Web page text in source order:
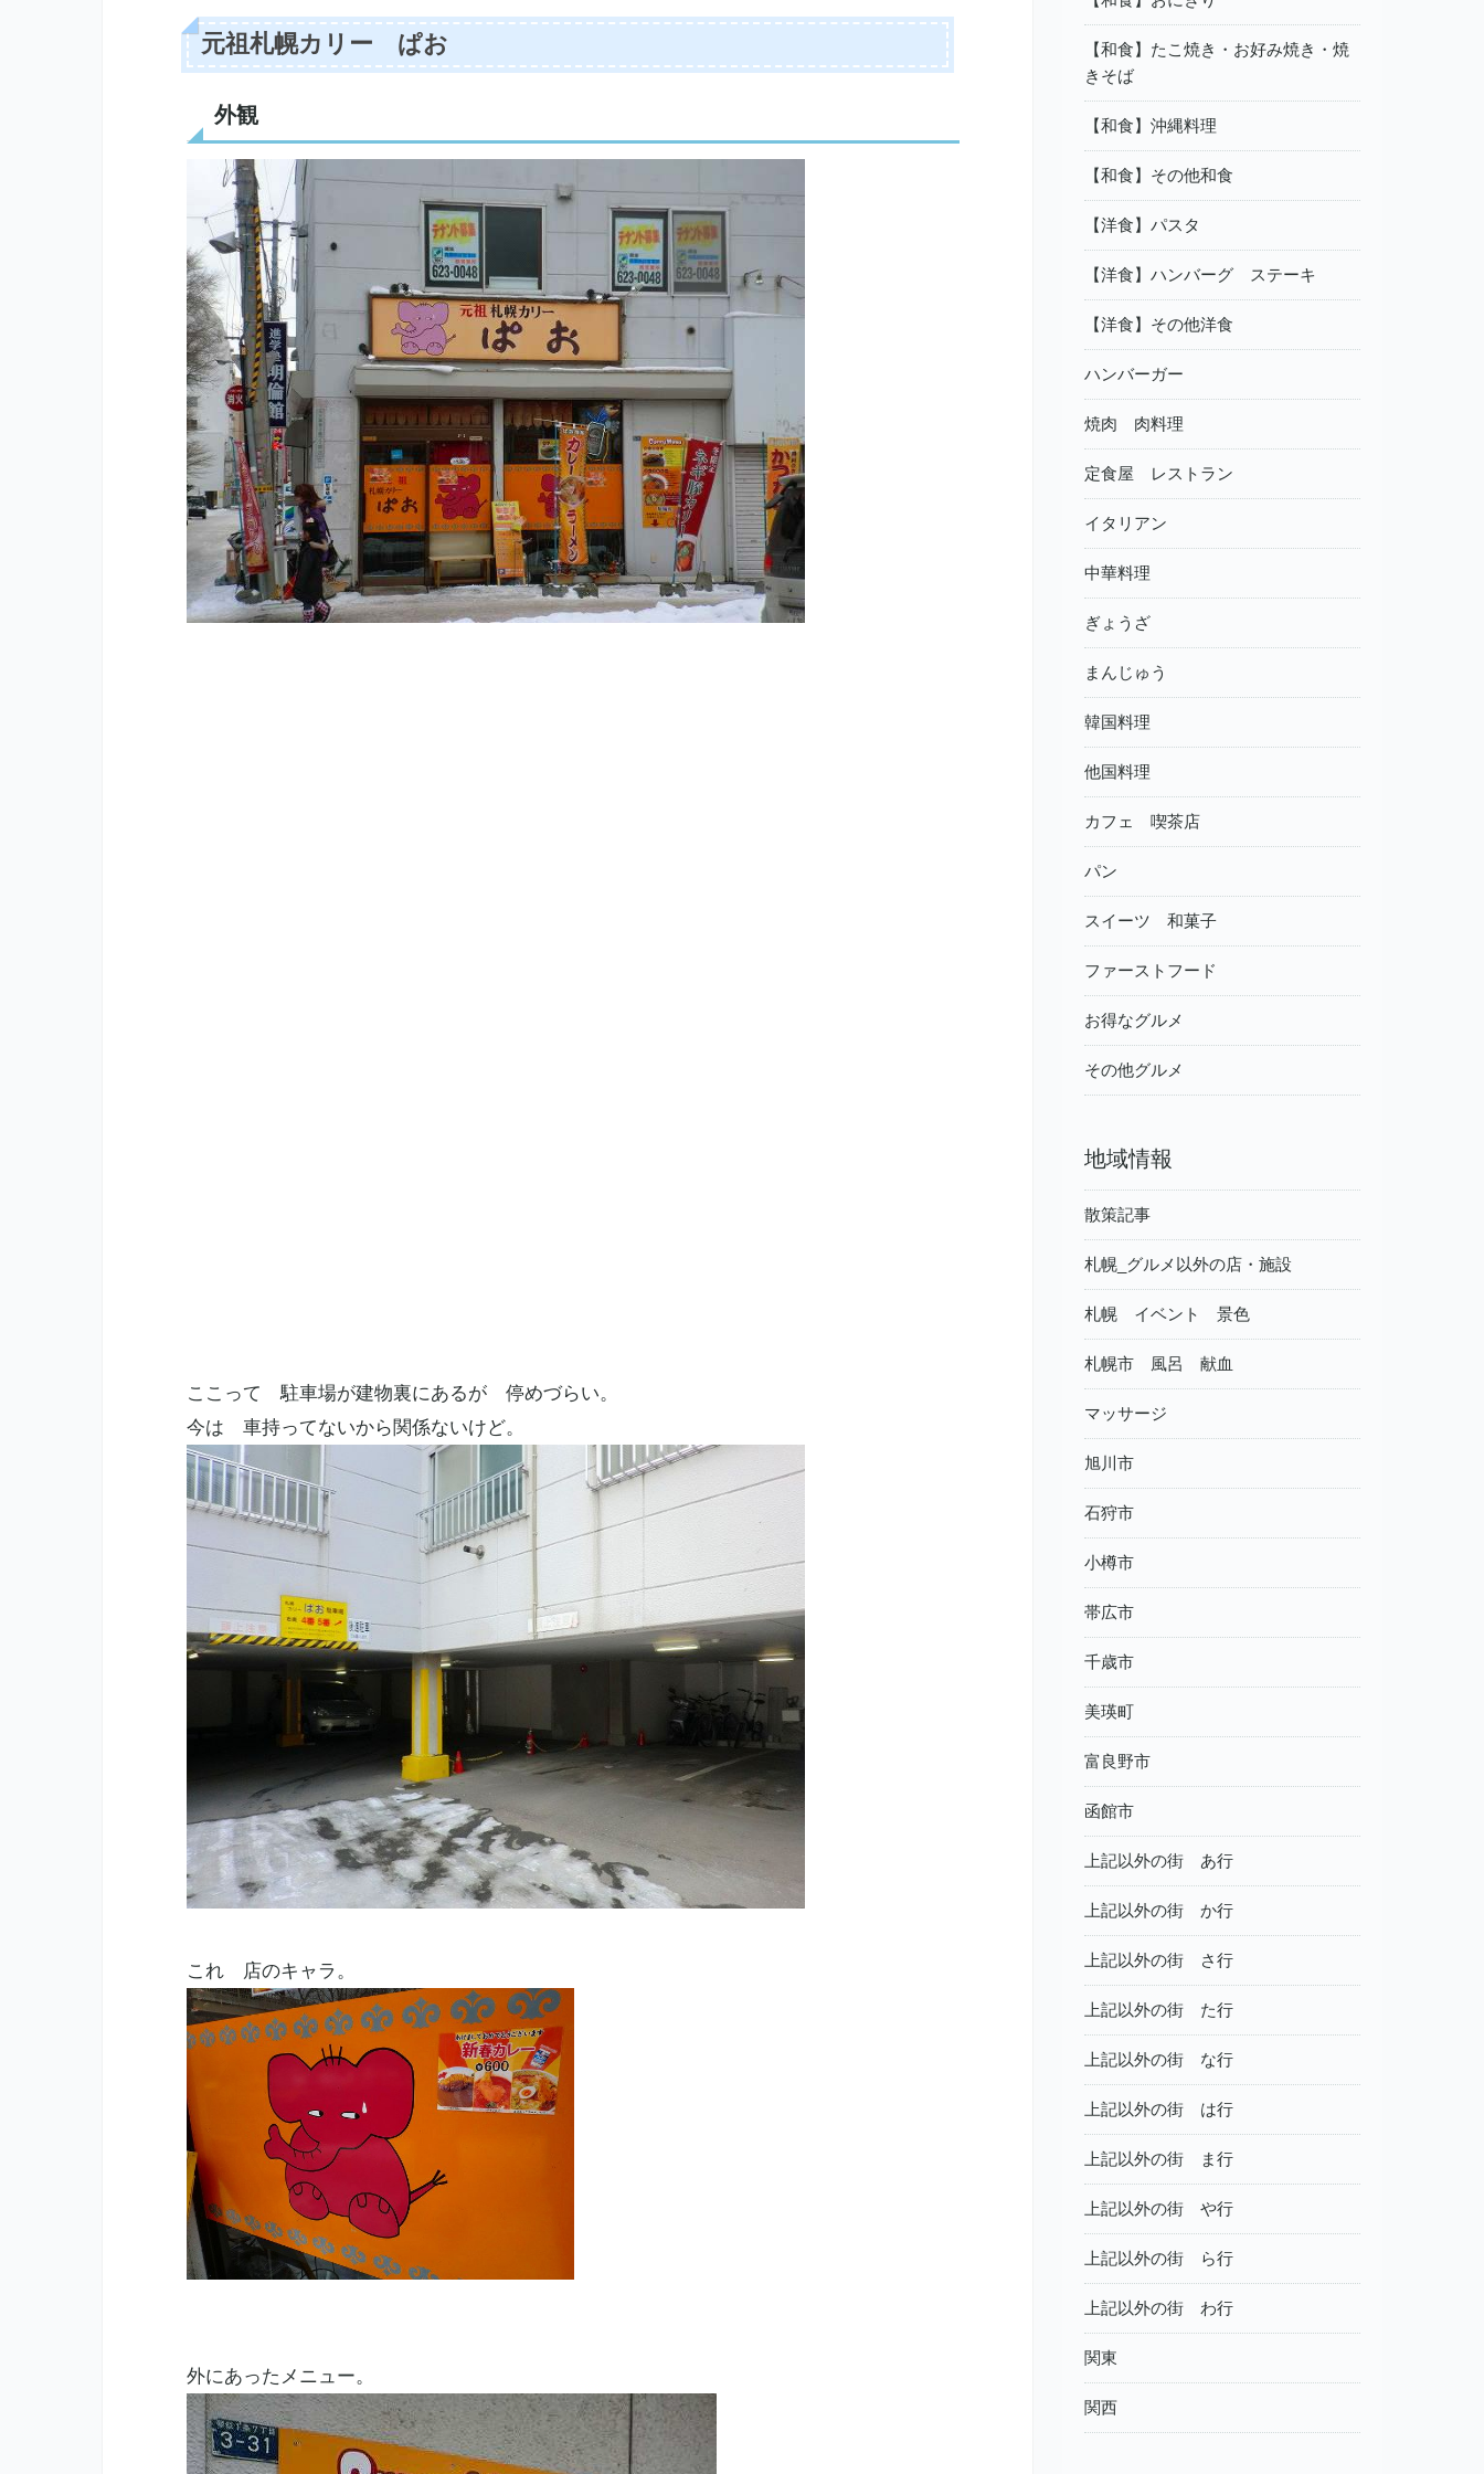
元祖札幌カリー ぱお
外観
ここって 駐車場が建物裏にあるが 停めづらい。
今は 車持ってないから関係ないけど。
これ 店のキャラ。
外にあったメニュー。
【和食】たこ焼き・お好み焼き・焼
きそば
【和食】沖縄料理
【和食】その他和食
【洋食】パスタ
【洋食】ハンバーグ ステーキ
【洋食】その他洋食
ハンバーガー
焼肉 肉料理
定食屋 レストラン
イタリアン
中華料理
ぎょうざ
まんじゅう
韓国料理
他国料理
カフェ 喫茶店
パン
スイーツ 和菓子
ファーストフード
お得なグルメ
その他グルメ
地域情報
散策記事
札幌_グルメ以外の店・施設
札幌 イベント 景色
札幌市 風呂 献血
マッサージ
旭川市
石狩市
小樽市
帯広市
千歳市
美瑛町
富良野市
函館市
上記以外の街 あ行
上記以外の街 か行
上記以外の街 さ行
上記以外の街 た行
上記以外の街 な行
上記以外の街 は行
上記以外の街 ま行
上記以外の街 や行
上記以外の街 ら行
上記以外の街 わ行
関東
関西